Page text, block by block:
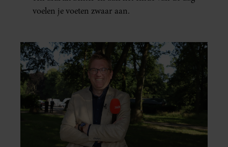
voelen je voeten zwaar aan.